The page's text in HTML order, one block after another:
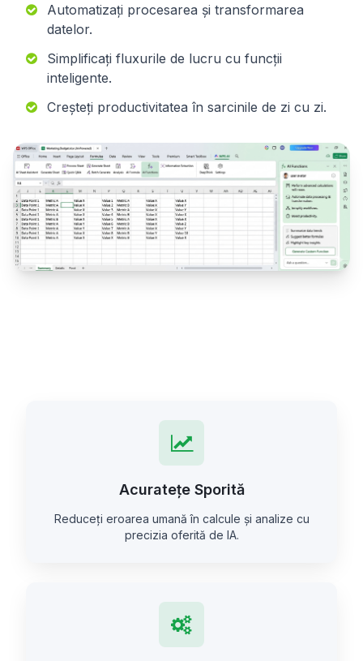
Automatizați procesarea și transformarea
datelor.
Simplificați fluxurile de lucru cu funcții
inteligente.
Creșteți productivitatea în sarcinile de zi cu zi.
Acuratețe Sporită
Reduceți eroarea umană în calcule și analize cu
precizia oferită de IA.